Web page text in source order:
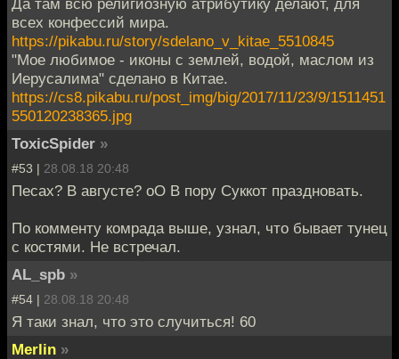
всех конфессий мира.
https://pikabu.ru/story/sdelano_v_kitae_5510845
"Мое любимое - иконы с землей, водой, маслом из
Иерусалима" сделано в Китае.
https://cs8.pikabu.ru/post_img/big/2017/11/23/9/1511451
550120238365.jpg
ToxicSpider »
#53 | 28.08.18 20:48
Песах? В августе? оО В пору Суккот праздновать.
По комменту комрада выше, узнал, что бывает тунец
с костями. Не встречал.
AL_spb »
#54 | 28.08.18 20:48
Я таки знал, что это случиться! 60
Merlin »